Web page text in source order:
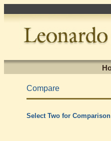
Compare
Select Two for Comparison